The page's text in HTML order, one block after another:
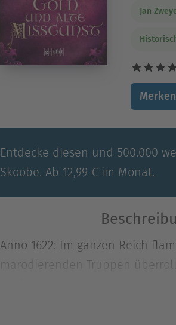
Jan
Merken
Entdecke diesen und 500.000
Skoobe. Ab 12,99 € im Monat.
Anno 1622: Im ganzen Reich
marodierenden Truppen
Anno 1622: Im ganzen Reich